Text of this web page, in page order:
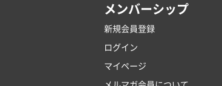
メンバーシップ
新規会員登録
ログイン
マイページ